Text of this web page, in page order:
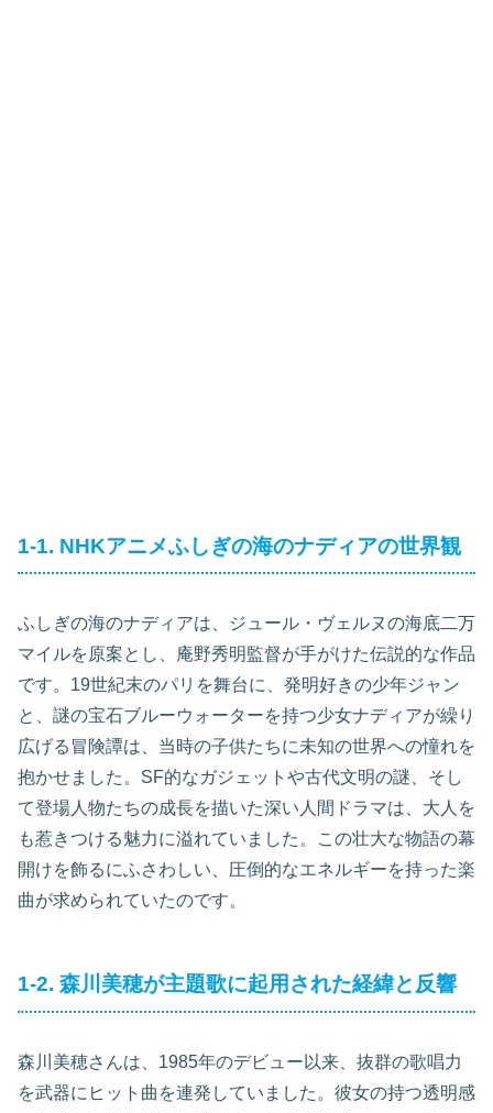
1-1. NHKアニメふしぎの海のナディアの世界観
ふしぎの海のナディアは、ジュール・ヴェルヌの海底二万
マイルを原案とし、庵野秀明監督が手がけた伝説的な作品
です。19世紀末のパリを舞台に、発明好きの少年ジャン
と、謎の宝石ブルーウォーターを持つ少女ナディアが繰り
広げる冒険譚は、当時の子供たちに未知の世界への憧れを
抱かせました。SF的なガジェットや古代文明の謎、そし
て登場人物たちの成長を描いた深い人間ドラマは、大人を
も惹きつける魅力に溢れていました。この壮大な物語の幕
開けを飾るにふさわしい、圧倒的なエネルギーを持った楽
曲が求められていたのです。
1-2. 森川美穂が主題歌に起用された経緯と反響
森川美穂さんは、1985年のデビュー以来、抜群の歌唱力
を武器にヒット曲を連発していました。彼女の持つ透明感